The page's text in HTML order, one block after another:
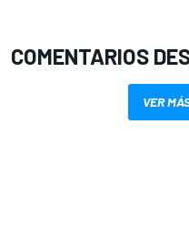
COMENTARIOS
VER